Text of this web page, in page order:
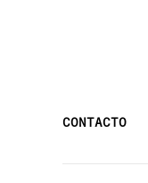
CONTACTO